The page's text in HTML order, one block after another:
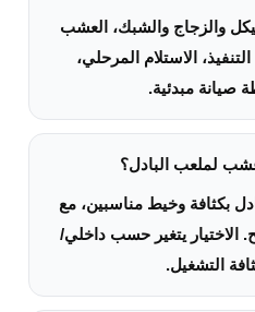
والزجاج والشبك، العشب
الاستلام المرحلي،
صيانة مبدئية.
بكثافة وخيط مناسبين، مع
يتغير حسب داخلي/
التشغيل.